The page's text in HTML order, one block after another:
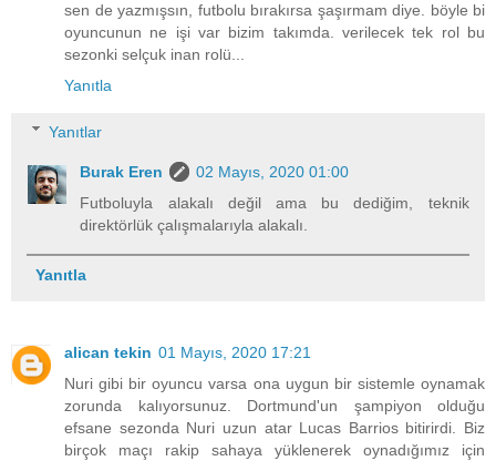
sen de yazmışsın, futbolu bırakırsa şaşırmam diye. böyle bi
oyuncunun ne işi var bizim takımda. verilecek tek rol bu
sezonki selçuk inan rolü...
Yanıtla
Yanıtlar
Burak Eren
02 Mayıs, 2020 01:00
Futboluyla alakalı değil ama bu dediğim, teknik
direktörlük çalışmalarıyla alakalı.
Yanıtla
alican tekin 01 Mayıs, 2020 17:21
Nuri gibi bir oyuncu varsa ona uygun bir sistemle oynamak
zorunda kalıyorsunuz. Dortmund'un şampiyon olduğu
efsane sezonda Nuri uzun atar Lucas Barrios bitirirdi. Biz
birçok maçı rakip sahaya yüklenerek oynadığımız için